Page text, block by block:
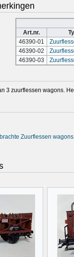
Art.nr.
46390-01
46390-02
46390-03
3 zuurflessen wagons.
Zuurflessen wagons